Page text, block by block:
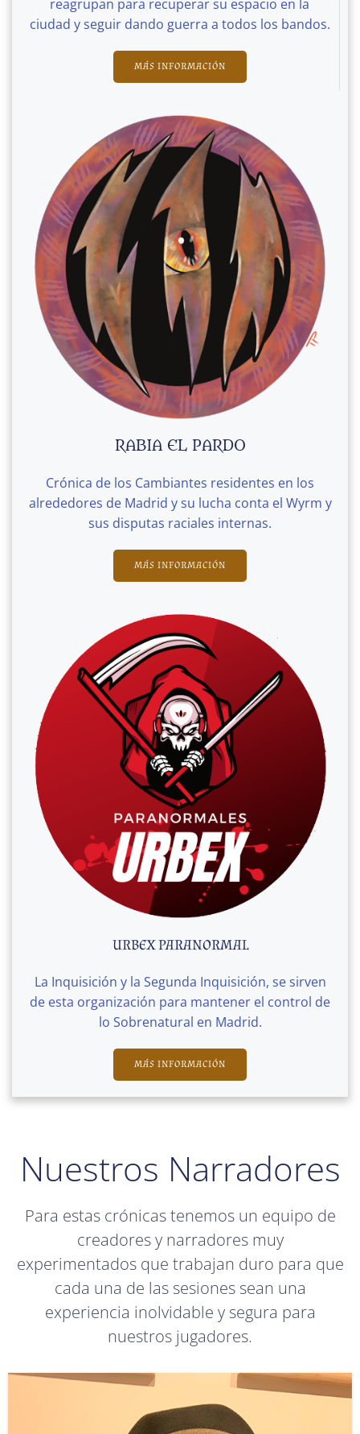
reagrupan para recuperar su espacio en la
ciudad y seguir dando guerra a todos los bandos.
MÁS INFORMACIÓN
RABIA EL PARDO
Crónica de los Cambiantes residentes en los
alrededores de Madrid y su lucha conta el Wyrm y
sus disputas raciales internas.
MÁS INFORMACIÓN
URBEX PARANORMAL
La Inquisición y la Segunda Inquisición, se sirven
de esta organización para mantener el control de
lo Sobrenatural en Madrid.
MÁS INFORMACIÓN
Nuestros Narradores
Para estas crónicas tenemos un equipo de
creadores y narradores muy
experimentados que trabajan duro para que
cada una de las sesiones sean una
experiencia inolvidable y segura para
nuestros jugadores.